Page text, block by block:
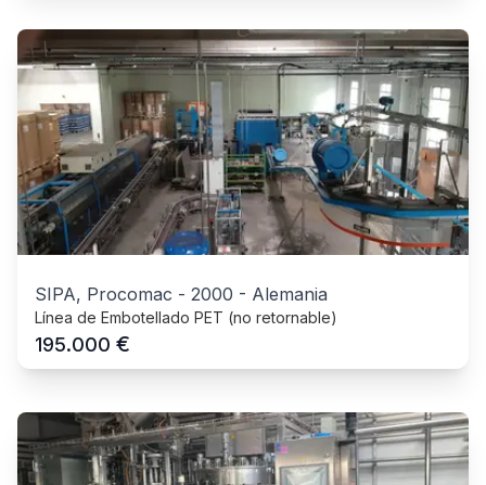
SIPA, Procomac - 2000 - Alemania
Línea de Embotellado PET (no retornable)
195.000 €